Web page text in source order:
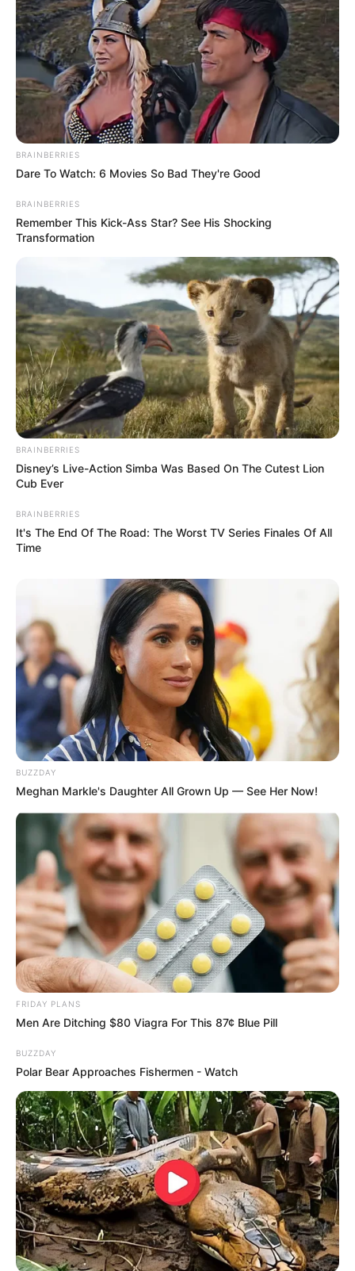
ΗΣΑΠ, Τραμ και λεωφορεία
Δείτε όλες τις τελευταίεςΕιδήσεις από την Ελλάδα και
τον Κόσμο, τη στιγμή που συμβαίνουν, στο Newstok.gr.
BRAINBERRIES
Dare To Watch: 6 Movies So Bad They're Good
BRAINBERRIES
Remember This Kick-Ass Star? See His Shocking
Transformation
BRAINBERRIES
Disney’s Live-Action Simba Was Based On The Cutest Lion
Cub Ever
BRAINBERRIES
It's The End Of The Road: The Worst TV Series Finales Of All
Time
BUZZDAY
Meghan Markle's Daughter All Grown Up — See Her Now!
FRIDAY PLANS
Men Are Ditching $80 Viagra For This 87¢ Blue Pill
BUZZDAY
Polar Bear Approaches Fishermen - Watch